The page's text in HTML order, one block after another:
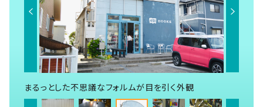
まるっとした不思議なフォルムが目を引く外観